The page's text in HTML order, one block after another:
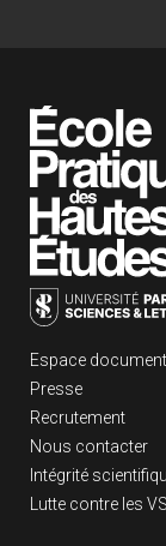
Liens
Espace
Presse
Recrutement
Nous contacter
Intégrité
Lutte contre les